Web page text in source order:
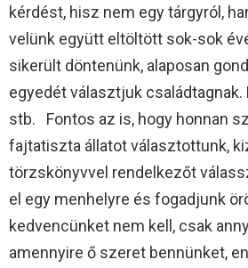
kérdést, hisz nem egy tárgyról,
velünk együtt eltöltött sok-sok
sikerült döntenünk, alaposan
egyedét választjuk családtagnak.
stb. Fontos az is, hogy honnan
fajtatiszta állatot választottunk,
törzskönyvvel rendelkezőt
el egy menhelyre és fogadjunk
kedvencünket nem kell, csak
amennyire ő szeret bennünket,